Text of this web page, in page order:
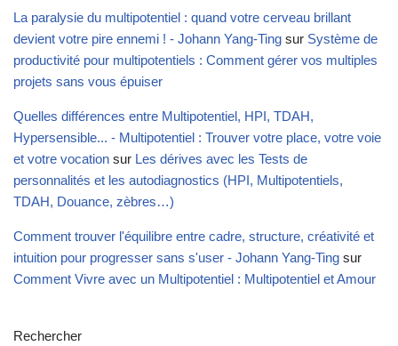
La paralysie du multipotentiel : quand votre cerveau brillant
devient votre pire ennemi ! - Johann Yang-Ting sur Système de
productivité pour multipotentiels : Comment gérer vos multiples
projets sans vous épuiser
Quelles différences entre Multipotentiel, HPI, TDAH,
Hypersensible... - Multipotentiel : Trouver votre place, votre voie
et votre vocation sur Les dérives avec les Tests de
personnalités et les autodiagnostics (HPI, Multipotentiels,
TDAH, Douance, zèbres…)
Comment trouver l'équilibre entre cadre, structure, créativité et
intuition pour progresser sans s'user - Johann Yang-Ting sur
Comment Vivre avec un Multipotentiel : Multipotentiel et Amour
Rechercher